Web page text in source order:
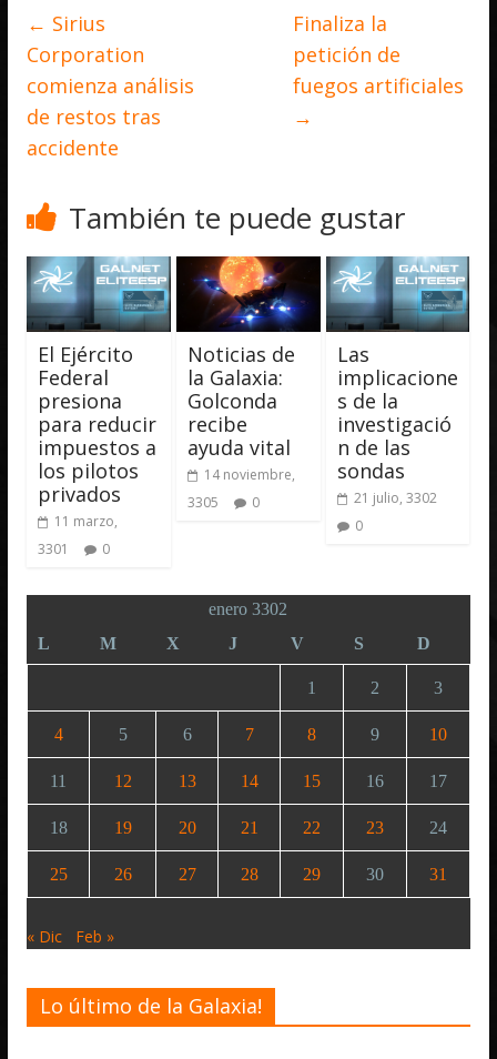
← Sirius
Corporation
comienza análisis
de restos tras
accidente
Finaliza la
petición de
fuegos artificiales
→
También te puede gustar
El Ejército
Federal
presiona
para reducir
impuestos a
los pilotos
privados
11 marzo,
3301
0
Noticias de
la Galaxia:
Golconda
recibe
ayuda vital
14 noviembre,
3305
0
Las
implicacione
s de la
investigació
n de las
sondas
21 julio, 3302
0
enero 3302
L
M X J V S D
1 2 3
4 5 6 7 8 9 10
11 12 13 14 15 16 17
18 19 20 21 22 23 24
25 26 27 28 29 30 31
« Dic Feb »
Lo último de la Galaxia!